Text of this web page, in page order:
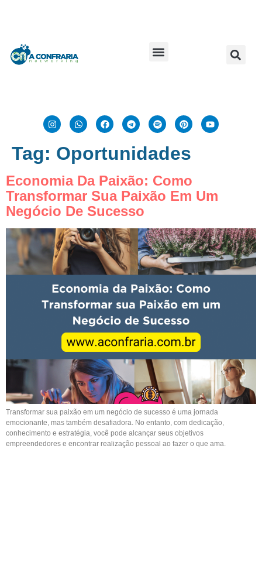
Tag: Oportunidades
Economia Da Paixão: Como
Transformar Sua Paixão Em Um
Negócio De Sucesso
Transformar sua paixão em um negócio de sucesso é uma jornada
emocionante, mas também desafiadora. No entanto, com dedicação,
conhecimento e estratégia, você pode alcançar seus objetivos
empreendedores e encontrar realização pessoal ao fazer o que ama.